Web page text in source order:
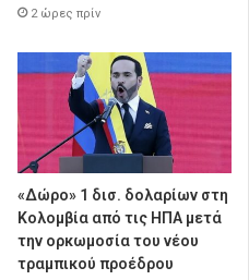
2 ώρες πρίν
«Δώρο» 1 δισ. δολαρίων στη
Κολομβία από τις ΗΠΑ μετά
την ορκωμοσία του νέου
τραμπικού προέδρου